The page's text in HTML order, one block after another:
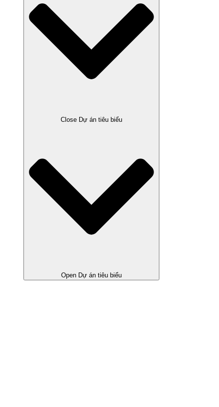
Close Dự án tiêu biểu
Open Dự án tiêu biểu